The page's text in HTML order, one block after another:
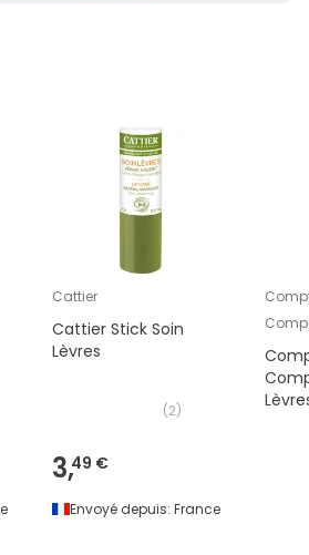
Cattier
Cattier Stick Soin
Lèvres
(2)
3,49 €
Envoyé depuis: France